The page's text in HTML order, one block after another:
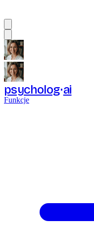
psycholog ai
Funkcje